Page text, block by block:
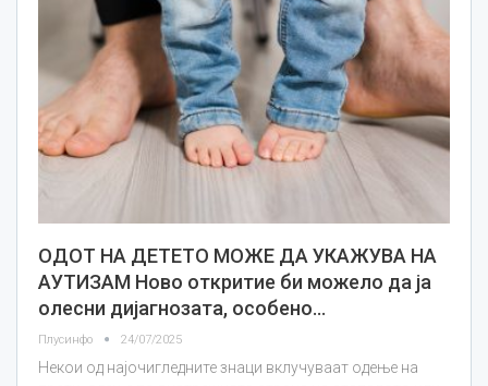
ОДОТ НА ДЕТЕТО МОЖЕ ДА УКАЖУВА НА
АУТИЗАМ Ново откритие би можело да ја
олесни дијагнозата, особено…
Плусинфо 24/07/2025
Некои од најочигледните знаци вклучуваат одење на